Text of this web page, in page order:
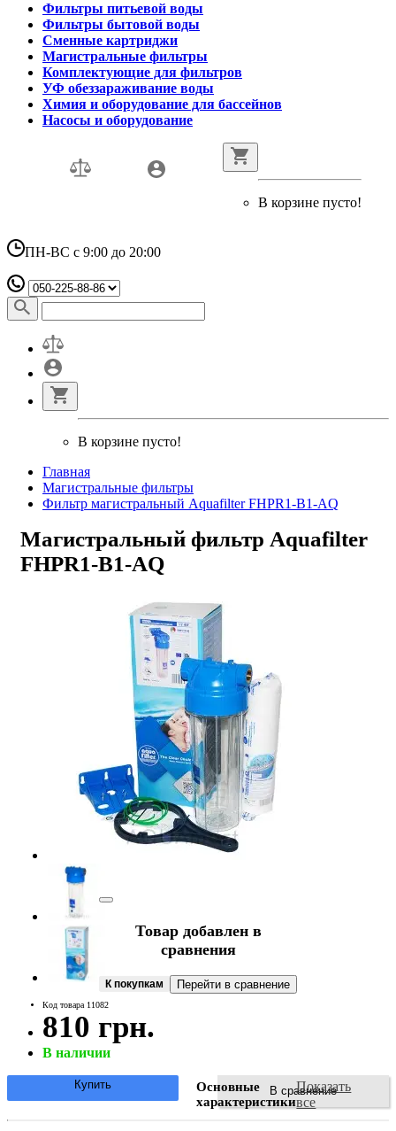
Фильтры питьевой воды
Фильтры бытовой воды
Сменные картриджи
Магистральные фильтры
Комплектующие для фильтров
УФ обеззараживание воды
Химия и оборудование для бассейнов
Насосы и оборудование
В корзине пусто!
ПН-ВС с 9:00 до 20:00
В корзине пусто!
Главная
Магистральные фильтры
Фильтр магистральный Aquafilter FHPR1-B1-AQ
Магистральный фильтр Aquafilter
FHPR1-B1-AQ
Код товара 11082
810 грн.
В наличии
В сравнение
Купить
Основные
характеристики
Показать
все
Товар добавлен в
сравнения
К покупкам Перейти в сравнение